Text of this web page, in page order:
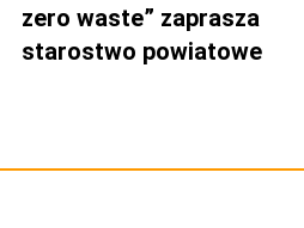
zero waste” zaprasza
starostwo powiatowe